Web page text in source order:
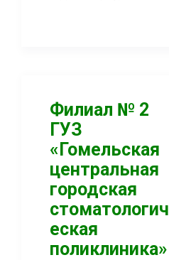
Филиал № 2
ГУЗ
«Гомельская
центральная
городская
стоматологич
еская
поликлиника»